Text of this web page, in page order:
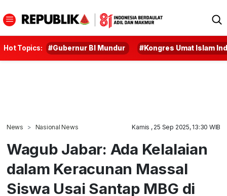
Hot Topics: #Gubernur BI Mundur #Kongres Umat Islam
News Nasional News Kamis , 25 Sep 2025, 13:30 WIB
Wagub Jabar: Ada Kelalaian
dalam Keracunan Massal
Siswa Usai Santap MBG di